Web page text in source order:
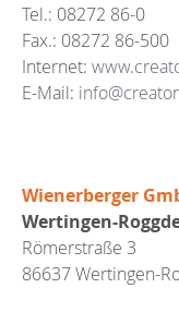
Tel.: 08272 86-0
Fax.: 08272 86-500
Internet:
E-Mail:
Wienerberger
Wertingen-
Römerstraße 3
86637 Wertingen-